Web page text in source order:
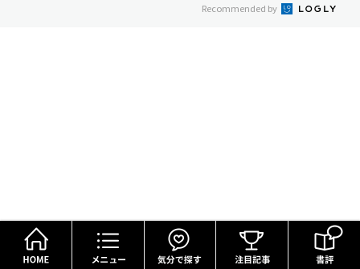
Recommended by